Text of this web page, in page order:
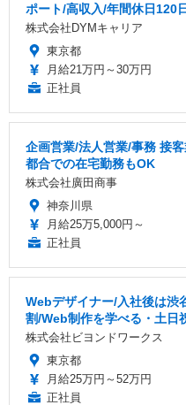
ポート/高収入/年間休日120
株式会社DYMキャリア
東京都
月給21万円～30万円
正社員
企画営業/法人営業/事務 接
都合での在宅勤務もOK
株式会社廣田商事
神奈川県
月給25万5,000円～
正社員
Webデザイナー/入社後は渋
割/Web制作を学べる・土日
株式会社ビヨンドワークス
東京都
月給25万円～52万円
正社員